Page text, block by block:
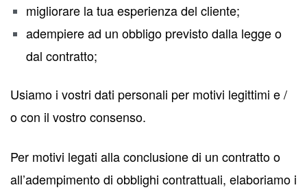
migliorare la tua esperienza del cliente;
adempiere ad un obbligo previsto dalla legge o
dal contratto;
Usiamo i vostri dati personali per motivi legittimi e /
o con il vostro consenso.
Per motivi legati alla conclusione di un contratto o
all’adempimento di obblighi contrattuali, elaboriamo i